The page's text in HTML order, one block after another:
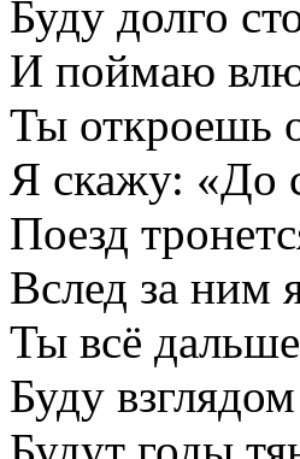
Буду долго
И поймаю
Ты откроешь
Я скажу: «До
Поезд
Вслед за ним
Ты всё
Буду